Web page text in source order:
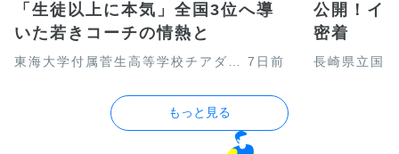
「生徒以上に本気」全国3位へ導
いた若きコーチの情熱と
7日前
公開！イ
密着
長崎県立国